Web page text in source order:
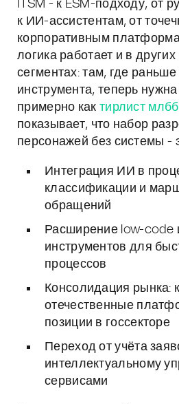
ITSM - к ESM-подходу, от
к ИИ-ассистентам, от
корпоративным
логика работает и в
сегментах: там, где
инструмента, теперь
примерно как тирлист млбб
показывает, что набор
персонажей без системы -
Интеграция ИИ в
классификации и
обращений
Расширение low-code
инструментов для
процессов
Консолидация рынка:
отечественные
позиции в госсекторе
Переход от учёта
интеллектуальному
сервисами